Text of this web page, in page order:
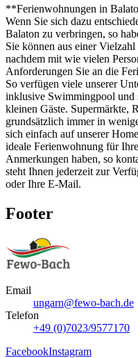
**Ferienwohnungen in
Wenn Sie sich dazu
Balaton zu verbringen, so
Sie können aus einer
nachdem mit wie vielen
Anforderungen Sie an die
So verfügen viele unserer
inklusive Swimmingpool und
kleinen Gäste. Supermärkte,
grundsätzlich immer in
sich einfach auf unserer
ideale Ferienwohnung für
Anmerkungen haben, so
steht Ihnen jederzeit zur
oder Ihre E-Mail.
Footer
Email
ungarn@fewo-bach.de
Telefon
+49 (0)7023/9577170
FacebookInstagram